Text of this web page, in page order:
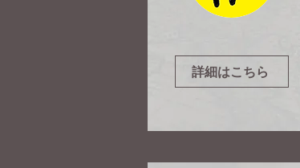
詳細はこちら